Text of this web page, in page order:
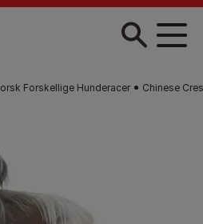
Forskellige Hunderacer Chinese